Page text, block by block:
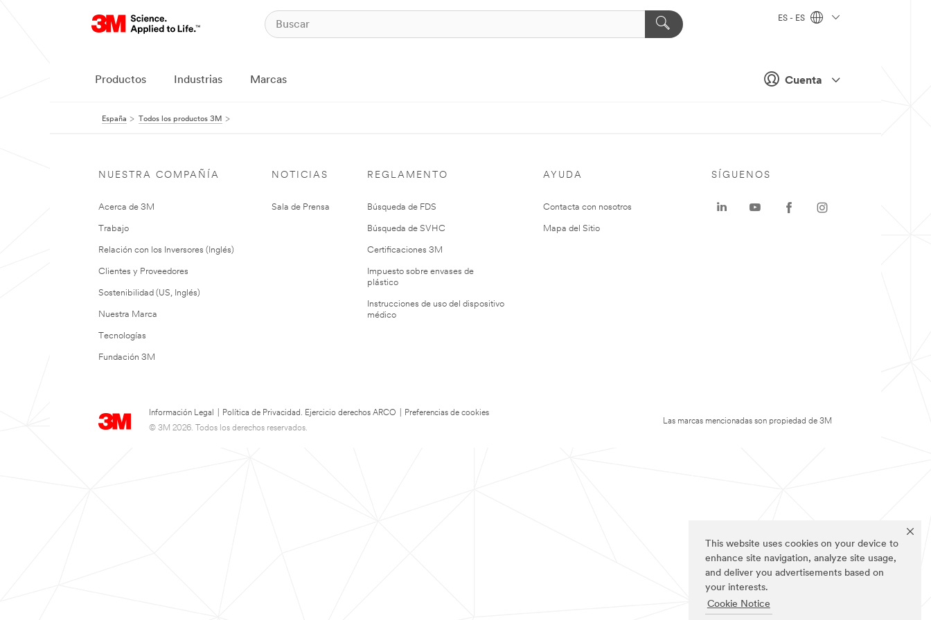
This website uses cookies on your device to
enhance site navigation, analyze site usage,
and deliver you advertisements based on
your interests.
Cookie Notice
Cuenta
ES - ES
Productos Industrias Marcas
España Todos los productos 3M
NUESTRA COMPAÑÍA
Acerca de 3M
Trabajo
Relación con los Inversores (Inglés)
Clientes y Proveedores
Sostenibilidad (US, Inglés)
Nuestra Marca
Tecnologías
Fundación 3M
NOTICIAS
Sala de Prensa
REGLAMENTO
Búsqueda de FDS
Búsqueda de SVHC
Certificaciones 3M
Impuesto sobre envases de
plástico
Instrucciones de uso del dispositivo
médico
AYUDA
Contacta con nosotros
Mapa del Sitio
Información Legal Política de Privacidad. Ejercicio derechos ARCO
Preferencias de cookies
© 3M 2026. Todos los derechos reservados.
SÍGUENOS
Las marcas mencionadas son propiedad de 3M